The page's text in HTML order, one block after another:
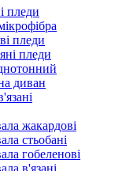
пледи
пледи
пледи
диван
жакардові
стьобані
гобеленові
в'язані